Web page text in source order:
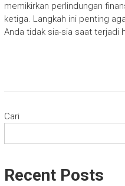
memikirkan perlindungan
ketiga. Langkah ini penting
Anda tidak sia-sia saat terjadi
Cari
Recent Posts